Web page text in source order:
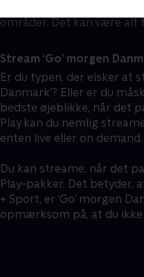
eksperter, som skal
områder. Det kan være alt
Stream ‘Go’ morgen
Er du typen, der elsker at
Danmark'? Eller er du
bedste øjeblikke, når det
Play kan du nemlig
enten live eller on demand.
Du kan streame, når det
Play-pakker. Det betyder,
+ Sport, er ‘Go’ morgen
opmærksom på, at du ikke